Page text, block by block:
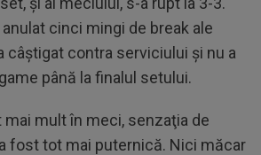
cinci mingi de break ale
câştigat contra serviciului şi nu a
până la finalul setului.
mai mult în meci, senzaţia de
fost tot mai puternică. Nici măcar